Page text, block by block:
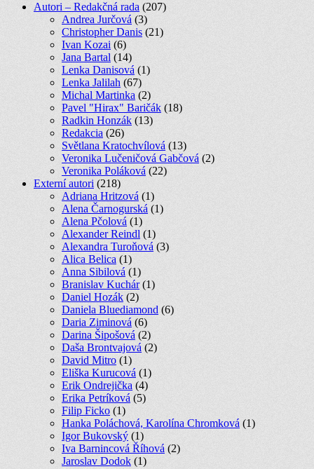
Autori – Redakčná rada (207)
Andrea Jurčová (3)
Christopher Danis (21)
Ivan Kozai (6)
Jana Bartal (14)
Lenka Danisová (1)
Lenka Jalilah (67)
Michal Martinka (2)
Pavel "Hirax" Baričák (18)
Radkin Honzák (13)
Redakcia (26)
Světlana Kratochvílová (13)
Veronika Lučeničová Gabčová (2)
Veronika Poláková (22)
Externí autori (218)
Adriana Hritzová (1)
Alena Čarnogurská (1)
Alena Pčolová (1)
Alexander Reindl (1)
Alexandra Turoňová (3)
Alica Belica (1)
Anna Sibilová (1)
Branislav Kuchár(1)
Daniel Hozák (2)
Daniela Bluediamond (6)
Daria Ziminová (6)
Darina Šipošová (2)
Daša Brontvajová (2)
David Mitro (1)
Eliška Kurucová (1)
Erik Ondrejička (4)
Erika Petríková (5)
Filip Ficko (1)
Hanka Poláchová, Karolína Chromková (1)
Igor Bukovský (1)
Iva Barnincová Říhová (2)
Jaroslav Dodok (1)